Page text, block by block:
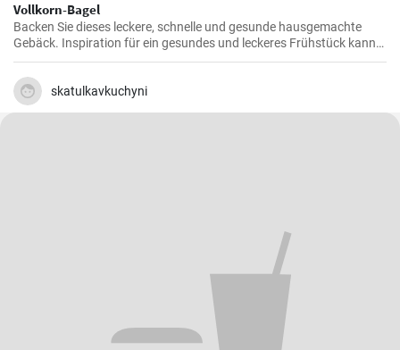
Vollkorn-Bagel
Backen Sie dieses leckere, schnelle und gesunde hausgemachte
Gebäck. Inspiration für ein gesundes und leckeres Frühstück kann
man nie genug haben.
skatulkavkuchyni